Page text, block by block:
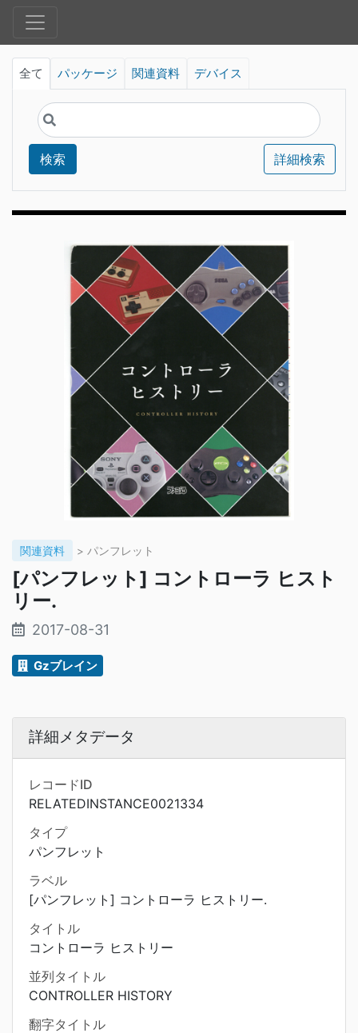
全て パッケージ 関連資料 デバイス
検索 詳細検索
関連資料 > パンフレット
[パンフレット] コントローラ ヒスト
リー.
2017-08-31
Gzブレイン
詳細メタデータ
レコードID
RELATEDINSTANCE0021334
タイプ
パンフレット
ラベル
[パンフレット] コントローラ ヒストリー.
タイトル
コントローラ ヒストリー
並列タイトル
CONTROLLER HISTORY
翻字タイトル